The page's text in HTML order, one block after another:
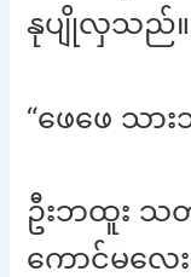
နုပျိုလှသည်။
“ဖေဖေ သာ
ဦးဘထူး သ
ကောင်မလေ